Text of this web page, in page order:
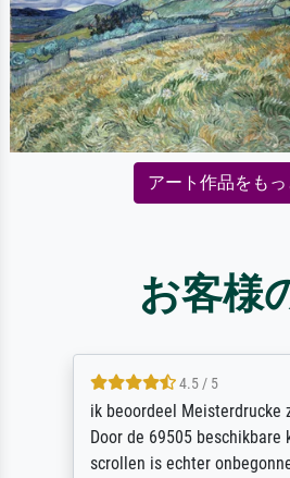
アート作品をもっ
お客様
4.5 / 5
ik beoordeel Meisterdrucke
Door de 69505 beschikbare
scrollen is echter